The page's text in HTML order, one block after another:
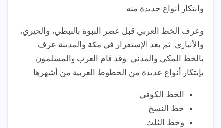
وابتكار أنواع جديدة منه.
وعرف الخط العربي قبل عصر النبوة بالنبطي، والحيري،
والأنباري. ثم بعد الإستقرار في مكة والمدينة عرف
بالخط المكي والمدني. وقد قام العرب والمسلمون
بإبتكار أنواع عديدة من الخطوط العربية من أشهرها:
الخط الكوفي.
خط النسخ.
وخط الثلث.